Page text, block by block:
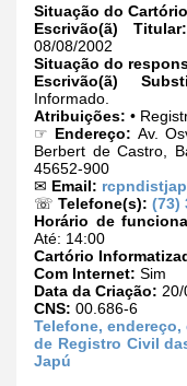
Situação do
Escrivão(ã) Titular:
08/08/2002
Situação do
Escrivão(ã)
Informado.
Atribuições: •
☞ Endereço: Av.
Berbert de Castro,
45652-900
✉ Email:
☏ Telefone(s): (73)
Horário de
Até: 14:00
Cartório
Com Internet: Sim
Data da Criação:
CNS: 00.686-6
Telefone,
de Registro Civil
Japú